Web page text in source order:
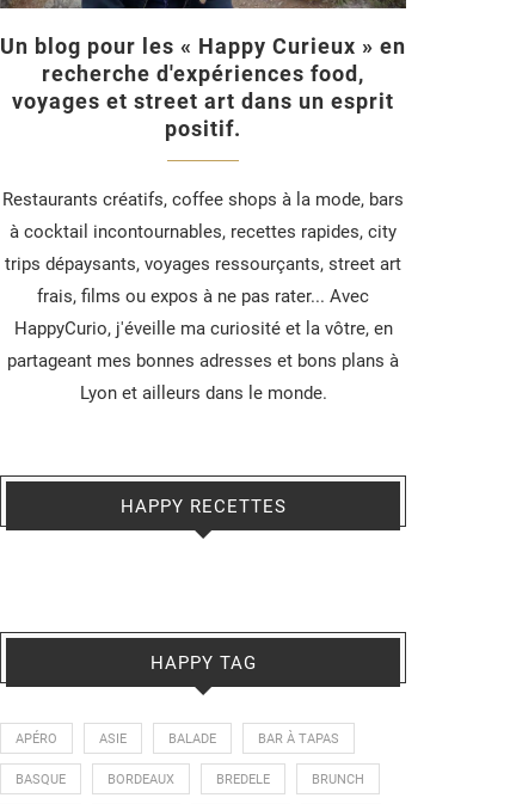
Un blog pour les « Happy Curieux » en
recherche d'expériences food,
voyages et street art dans un esprit
positif.
Restaurants créatifs, coffee shops à la mode, bars
à cocktail incontournables, recettes rapides, city
trips dépaysants, voyages ressourçants, street art
frais, films ou expos à ne pas rater... Avec
HappyCurio, j'éveille ma curiosité et la vôtre, en
partageant mes bonnes adresses et bons plans à
Lyon et ailleurs dans le monde.
HAPPY RECETTES
HAPPY TAG
APÉRO ASIE BALADE BAR À TAPAS
BASQUE BORDEAUX BREDELE BRUNCH